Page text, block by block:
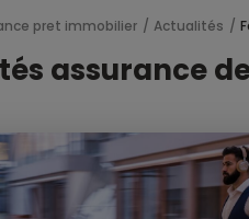
pret immobilier Actualités
assurance